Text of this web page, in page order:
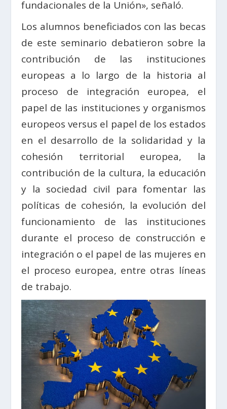
fundacionales de la Unión», señaló.
Los alumnos beneficiados con las becas
de este seminario debatieron sobre la
contribución de las instituciones
europeas a lo largo de la historia al
proceso de integración europea, el
papel de las instituciones y organismos
europeos versus el papel de los estados
en el desarrollo de la solidaridad y la
cohesión territorial europea, la
contribución de la cultura, la educación
y la sociedad civil para fomentar las
políticas de cohesión, la evolución del
funcionamiento de las instituciones
durante el proceso de construcción e
integración o el papel de las mujeres en
el proceso europea, entre otras líneas
de trabajo.